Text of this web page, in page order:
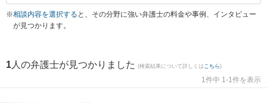
※相談内容を選択する と、その分野に強い弁護士の料金や事例、インタビュー
が見つかります。
1 人の弁護士が見つかりました (検索結果について詳しくは こちら)
1件中 1-1件を表示